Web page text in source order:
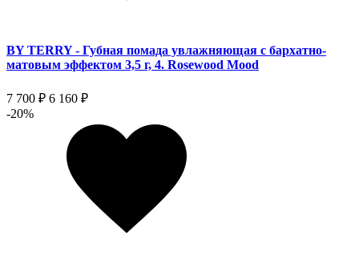
BY TERRY - Губная помада увлажняющая с бархатно-
матовым эффектом 3,5 г, 4. Rosewood Mood
7 700 ₽ 6 160 ₽
-20%